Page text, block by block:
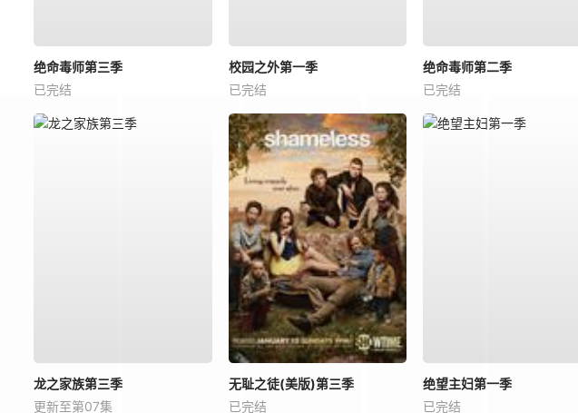
绝命毒师第三季
已完结
校园之外第一季
已完结
绝命毒师第二季
已完结
龙之家族第三季
更新至第07集
无耻之徒(美版)第三季
已完结
绝望主妇第一季
已完结